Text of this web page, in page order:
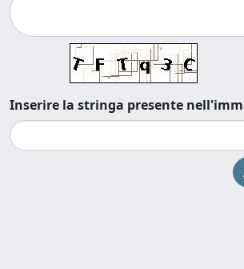
Inserire la stringa presente